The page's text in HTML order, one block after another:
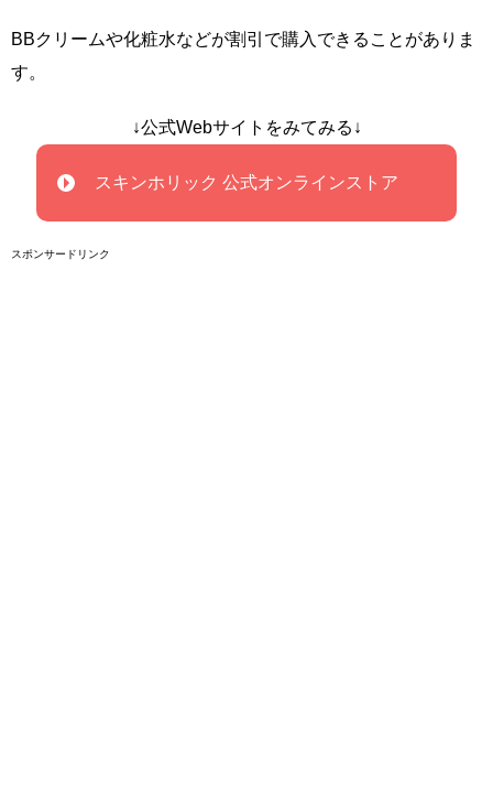
BBクリームや化粧水などが割引で購入できることがありま
す。
↓公式Webサイトをみてみる↓
スキンホリック 公式オンラインストア
スポンサードリンク